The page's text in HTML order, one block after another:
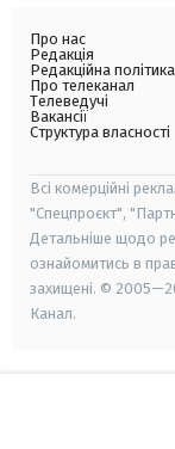
Про нас
Редакція
Редакційна політика
Про телеканал
Телеведучі
Вакансії
Структура власності
Всі комерційні
"Спецпроєкт",
Детальніше щодо
ознайомитись в
захищені. ©
Канал.